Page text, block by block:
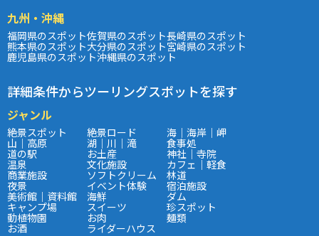
九州・沖縄
福岡県のスポット佐賀県のスポット長崎県のスポット
熊本県のスポット大分県のスポット宮崎県のスポット
鹿児島県のスポット沖縄県のスポット
詳細条件からツーリングスポットを探す
ジャンル
絶景スポット 絶景ロード 海｜海岸｜岬
山｜高原 湖｜川｜滝 食事処
道の駅 お土産 神社｜寺院
温泉 文化施設 カフェ｜軽食
商業施設 ソフトクリーム 林道
夜景 イベント体験 宿泊施設
美術館｜資料館 海鮮 ダム
キャンプ場 スイーツ 珍スポット
動植物園 お肉 麺類
お酒 ライダーハウス